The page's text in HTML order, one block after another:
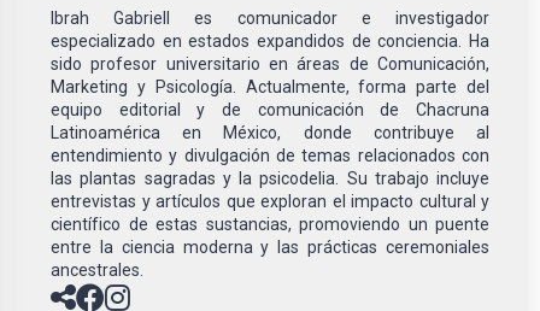
Ibrah Gabriell es comunicador e investigador
especializado en estados expandidos de conciencia. Ha
sido profesor universitario en áreas de Comunicación,
Marketing y Psicología. Actualmente, forma parte del
equipo editorial y de comunicación de Chacruna
Latinoamérica en México, donde contribuye al
entendimiento y divulgación de temas relacionados con
las plantas sagradas y la psicodelia. Su trabajo incluye
entrevistas y artículos que exploran el impacto cultural y
científico de estas sustancias, promoviendo un puente
entre la ciencia moderna y las prácticas ceremoniales
ancestrales.